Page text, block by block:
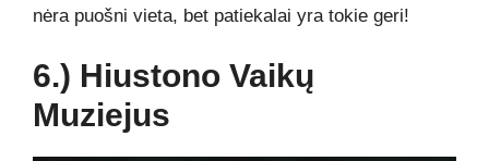
nėra puošni vieta, bet patiekalai yra tokie geri!
6.) Hiustono Vaikų
Muziejus